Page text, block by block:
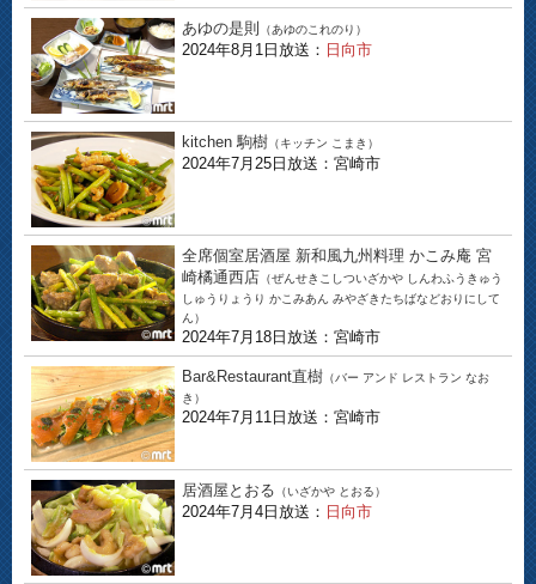
あゆの是則 （あゆのこれのり）
2024年8月1日放送： 日向市
kitchen 駒樹 （キッチン こまき）
2024年7月25日放送：宮崎市
全席個室居酒屋 新和風九州料理 かこみ庵 宮
崎橘通西店 （ぜんせきこしついざかや しんわふうきゅう
しゅうりょうり かこみあん みやざきたちばなどおりにして
ん）
2024年7月18日放送：宮崎市
Bar&Restaurant直樹 （バー アンド レストラン なお
き）
2024年7月11日放送：宮崎市
居酒屋とおる （いざかや とおる）
2024年7月4日放送： 日向市